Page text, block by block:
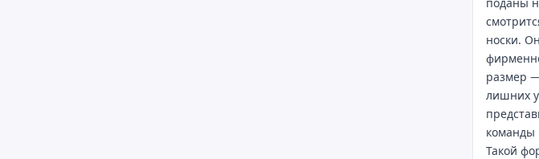
носки.
размер
лишних
команды
Такой